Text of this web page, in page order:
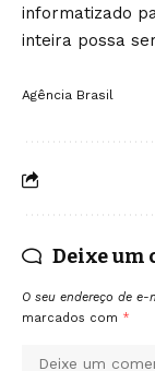
informatizado
inteira possa
Agência Brasil
Deixe um
O seu endereço de
marcados com *